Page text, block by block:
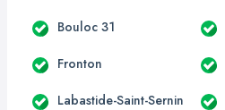
Bouloc 31
Fronton
Labastide-Saint-Sernin